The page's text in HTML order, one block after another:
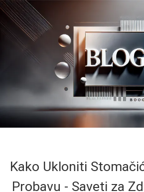
Kako Ukloniti
Probavu - Saveti za